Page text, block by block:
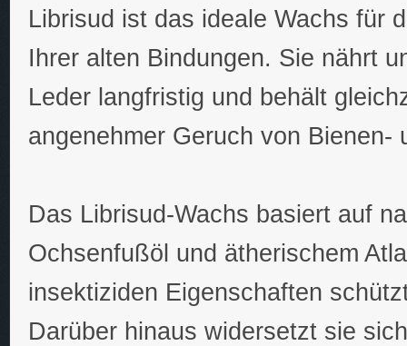
Librisud ist das ideale Wachs für
Ihrer alten Bindungen. Sie nährt
Leder langfristig und behält
angenehmer Geruch von
Das Librisud-Wachs basiert auf
Ochsenfußöl und ätherischem
insektiziden Eigenschaften
Darüber hinaus widersetzt sie